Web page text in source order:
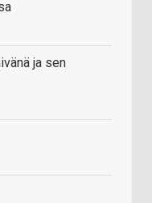
ja sen